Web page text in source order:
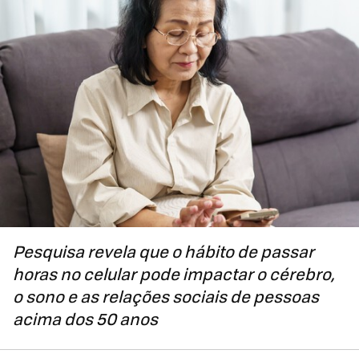
Pesquisa revela que o hábito de passar
horas no celular pode impactar o cérebro,
o sono e as relações sociais de pessoas
acima dos 50 anos